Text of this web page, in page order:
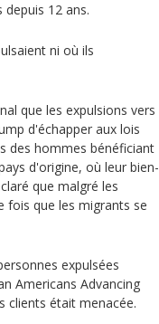
12 ans.
ni où ils
que les expulsions vers
d'échapper aux lois
des hommes bénéficiant
d'origine, où leur bien-
que malgré les
fois que les migrants se
expulsées
Americans Advancing
clients était menacée.